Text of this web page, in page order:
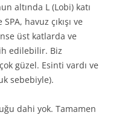
altında L (Lobi) katı
havuz çıkışı ve
üst katlarda ve
edilebilir. Biz
güzel. Esinti vardı ve
sebebiyle).
dahi yok. Tamamen